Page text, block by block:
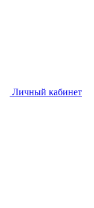
Личный кабинет